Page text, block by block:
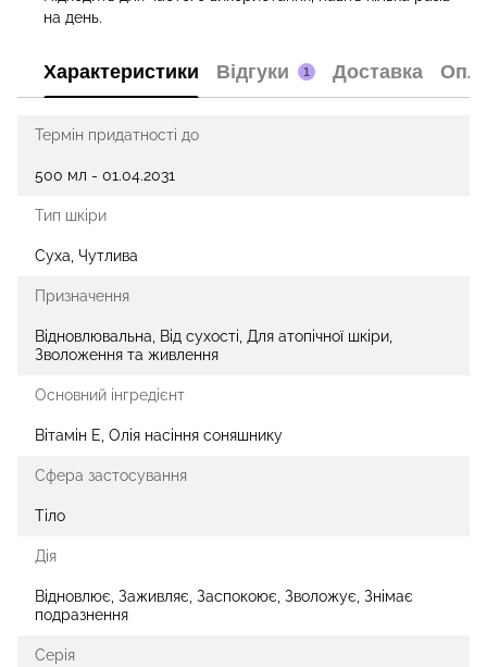
на день.
Характеристики Відгуки 1 Доставка
Термін придатності до
500 мл - 01.04.2031
Тип шкіри
Суха, Чутлива
Призначення
Відновлювальна, Від сухості, Для атопічної шкіри,
Зволоження та живлення
Основний інгредієнт
Вітамін Е, Олія насіння соняшнику
Сфера застосування
Тіло
Дія
Відновлює, Заживляє, Заспокоює, Зволожує, Знімає
подразнення
Серія